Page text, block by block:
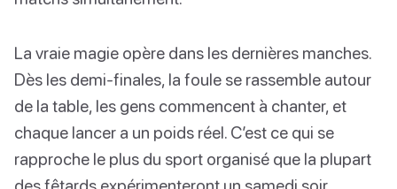
La vraie magie opère dans les dernières manches.
Dès les demi-finales, la foule se rassemble autour
de la table, les gens commencent à chanter, et
chaque lancer a un poids réel. C’est ce qui se
rapproche le plus du sport organisé que la plupart